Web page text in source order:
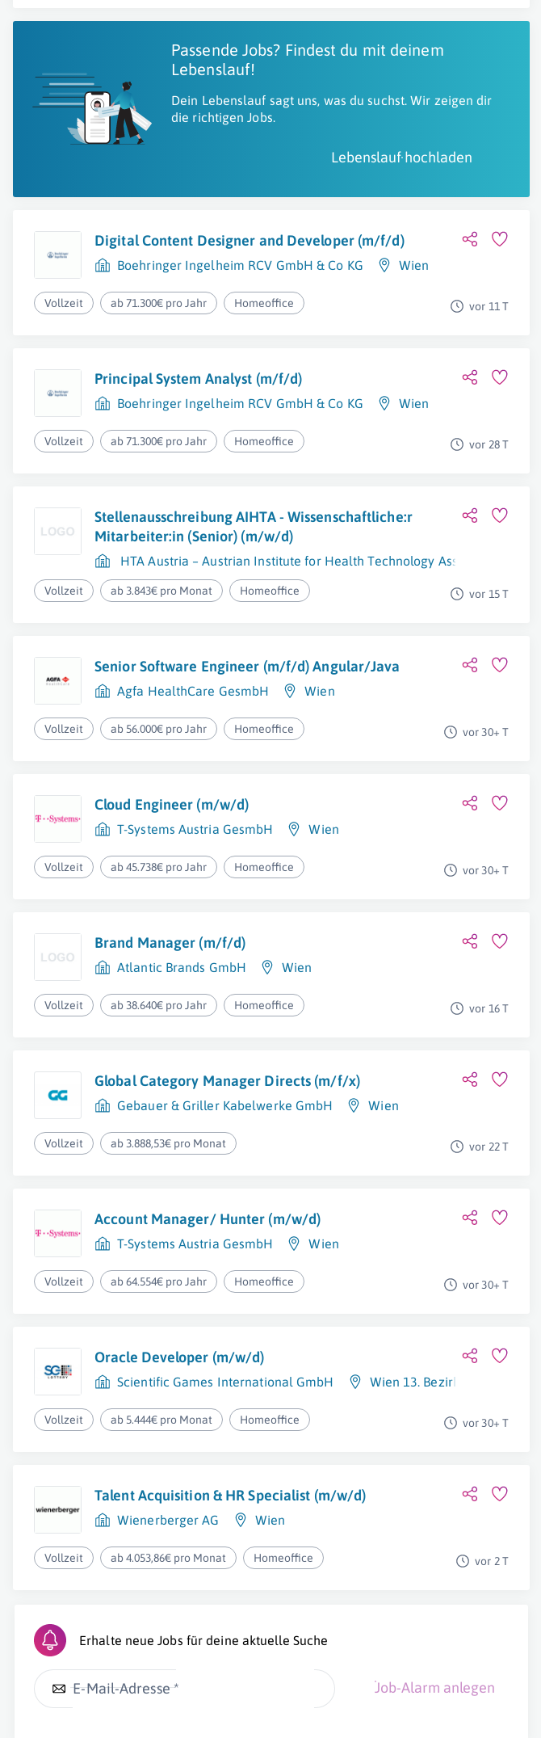
Passende Jobs? Findest du mit deinem
Lebenslauf!
Dein Lebenslauf sagt uns, was du suchst. Wir zeigen dir
die richtigen Jobs.
Lebenslauf hochladen
Digital Content Designer and Developer (m/f/d)
Boehringer Ingelheim RCV GmbH & Co KG Wien
Vollzeit ab 71.300€ pro Jahr Homeoffice vor 11 T
Principal System Analyst (m/f/d)
Boehringer Ingelheim RCV GmbH & Co KG Wien
Vollzeit ab 71.300€ pro Jahr Homeoffice vor 28 T
Stellenausschreibung AIHTA - Wissenschaftliche:r
Mitarbeiter:in (Senior) (m/w/d)
HTA Austria – Austrian Institute for Health Technology Assessment GmbH
Vollzeit ab 3.843€ pro Monat Homeoffice vor 15 T
Senior Software Engineer (m/f/d) Angular/Java
Agfa HealthCare GesmbH Wien
Vollzeit ab 56.000€ pro Jahr Homeoffice vor 30+ T
Cloud Engineer (m/w/d)
T-Systems Austria GesmbH Wien
Vollzeit ab 45.738€ pro Jahr Homeoffice vor 30+ T
Brand Manager (m/f/d)
Atlantic Brands GmbH Wien
Vollzeit ab 38.640€ pro Jahr Homeoffice vor 16 T
Global Category Manager Directs (m/f/x)
Gebauer & Griller Kabelwerke GmbH Wien
Vollzeit ab 3.888,53€ pro Monat vor 22 T
Account Manager/ Hunter (m/w/d)
T-Systems Austria GesmbH Wien
Vollzeit ab 64.554€ pro Jahr Homeoffice vor 30+ T
Oracle Developer (m/w/d)
Scientific Games International GmbH Wien 13. Bezirk (Hietzing)
Vollzeit ab 5.444€ pro Monat Homeoffice vor 30+ T
Talent Acquisition & HR Specialist (m/w/d)
Wienerberger AG Wien
Vollzeit ab 4.053,86€ pro Monat Homeoffice vor 2 T
Erhalte neue Jobs für deine aktuelle Suche
E-Mail-Adresse * Job-Alarm anlegen